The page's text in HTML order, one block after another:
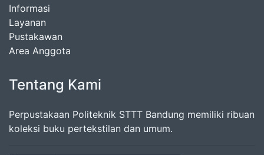
Informasi
Layanan
Pustakawan
Area Anggota
Tentang Kami
Perpustakaan Politeknik STTT Bandung memiliki ribuan
koleksi buku pertekstilan dan umum.